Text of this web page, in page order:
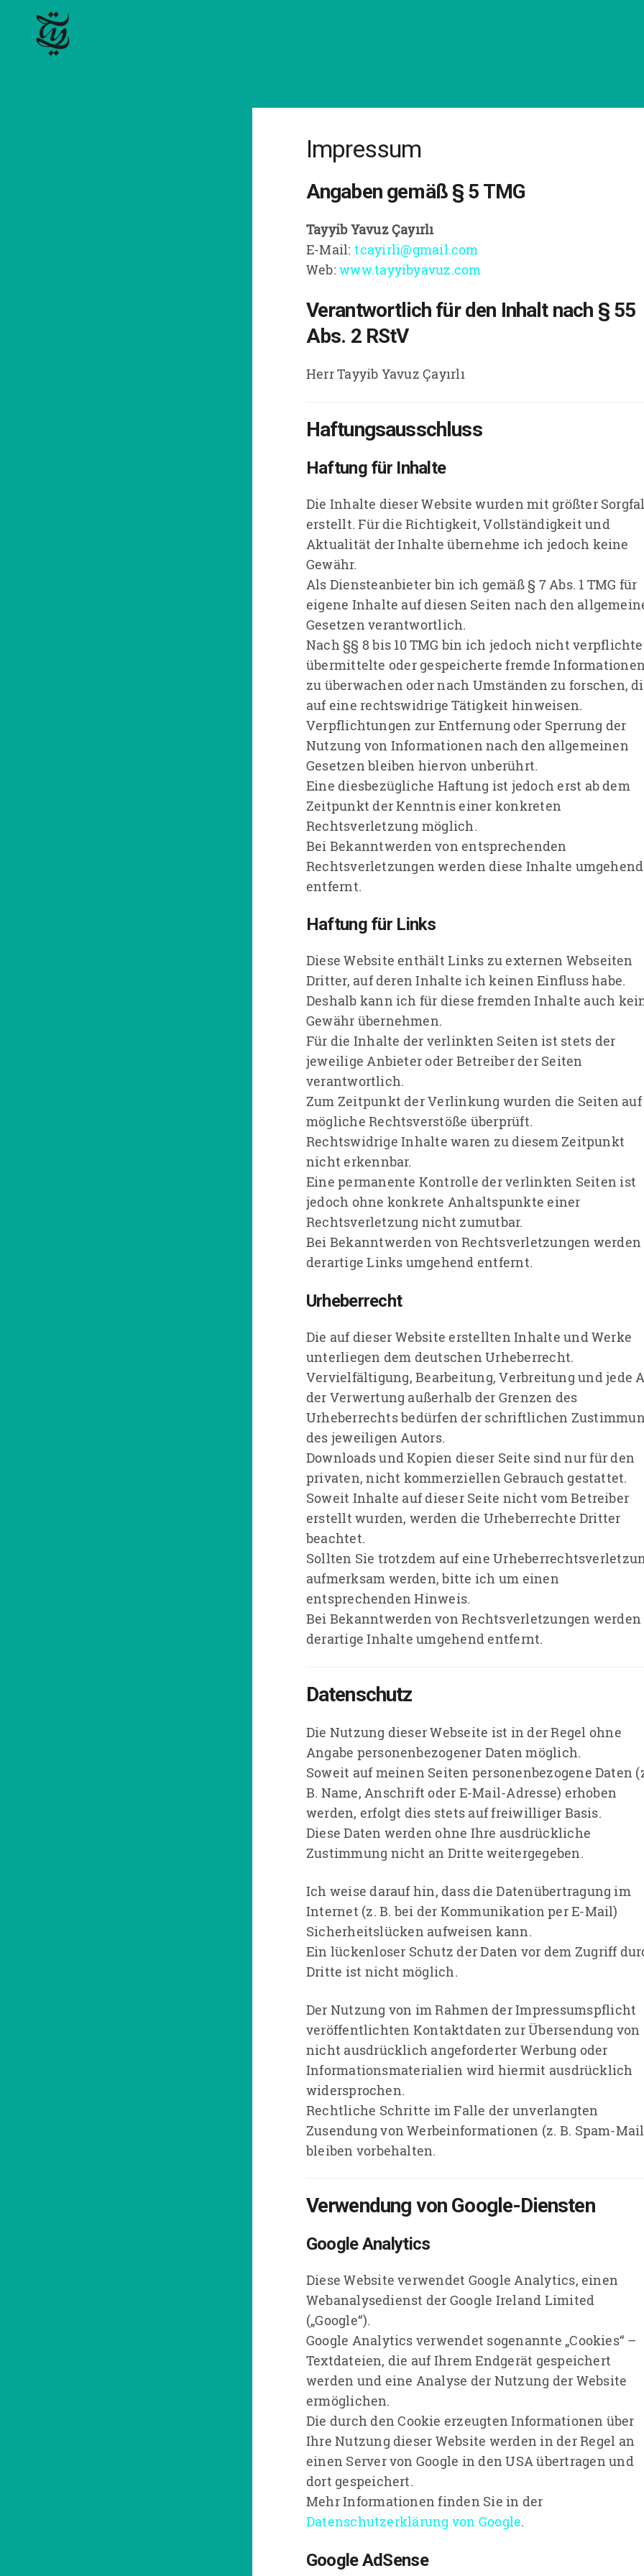
Impressum
Angaben gemäß § 5 TMG
Tayyib Yavuz Çayırlı
E-Mail: tcayirli@gmail.com
Web:www.tayyibyavuz.com
Verantwortlich für den Inhalt nach § 55
Abs. 2 RStV
Herr Tayyib Yavuz Çayırlı
Haftungsausschluss
Haftung für Inhalte
Die Inhalte dieser Website wurden mit größter
erstellt. Für die Richtigkeit, Vollständigkeit und
Aktualität der Inhalte übernehme ich jedoch keine
Gewähr.
Als Diensteanbieter bin ich gemäß § 7 Abs. 1 TMG für
eigene Inhalte auf diesen Seiten nach den
Gesetzen verantwortlich.
Nach §§ 8 bis 10 TMG bin ich jedoch nicht
übermittelte oder gespeicherte fremde
zu überwachen oder nach Umständen zu forschen,
auf eine rechtswidrige Tätigkeit hinweisen.
Verpflichtungen zur Entfernung oder Sperrung der
Nutzung von Informationen nach den allgemeinen
Gesetzen bleiben hiervon unberührt.
Eine diesbezügliche Haftung ist jedoch erst ab dem
Zeitpunkt der Kenntnis einer konkreten
Rechtsverletzung möglich.
Bei Bekanntwerden von entsprechenden
Rechtsverletzungen werden diese Inhalte umgehend
entfernt.
Haftung für Links
Diese Website enthält Links zu externen Webseiten
Dritter, auf deren Inhalte ich keinen Einfluss habe.
Deshalb kann ich für diese fremden Inhalte auch
Gewähr übernehmen.
Für die Inhalte der verlinkten Seiten ist stets der
jeweilige Anbieter oder Betreiber der Seiten
verantwortlich.
Zum Zeitpunkt der Verlinkung wurden die Seiten auf
mögliche Rechtsverstöße überprüft.
Rechtswidrige Inhalte waren zu diesem Zeitpunkt
nicht erkennbar.
Eine permanente Kontrolle der verlinkten Seiten ist
jedoch ohne konkrete Anhaltspunkte einer
Rechtsverletzung nicht zumutbar.
Bei Bekanntwerden von Rechtsverletzungen werden
derartige Links umgehend entfernt.
Urheberrecht
Die auf dieser Website erstellten Inhalte und Werke
unterliegen dem deutschen Urheberrecht.
Vervielfältigung, Bearbeitung, Verbreitung und jede
der Verwertung außerhalb der Grenzen des
Urheberrechts bedürfen der schriftlichen
des jeweiligen Autors.
Downloads und Kopien dieser Seite sind nur für den
privaten, nicht kommerziellen Gebrauch gestattet.
Soweit Inhalte auf dieser Seite nicht vom Betreiber
erstellt wurden, werden die Urheberrechte Dritter
beachtet.
Sollten Sie trotzdem auf eine
aufmerksam werden, bitte ich um einen
entsprechenden Hinweis.
Bei Bekanntwerden von Rechtsverletzungen werden
derartige Inhalte umgehend entfernt.
Datenschutz
Die Nutzung dieser Webseite ist in der Regel ohne
Angabe personenbezogener Daten möglich.
Soweit auf meinen Seiten personenbezogene Daten
B. Name, Anschrift oder E-Mail-Adresse) erhoben
werden, erfolgt dies stets auf freiwilliger Basis.
Diese Daten werden ohne Ihre ausdrückliche
Zustimmung nicht an Dritte weitergegeben.
Ich weise darauf hin, dass die Datenübertragung im
Internet (z. B. bei der Kommunikation per E-Mail)
Sicherheitslücken aufweisen kann.
Ein lückenloser Schutz der Daten vor dem Zugriff
Dritte ist nicht möglich.
Der Nutzung von im Rahmen der Impressumspflicht
veröffentlichten Kontaktdaten zur Übersendung von
nicht ausdrücklich angeforderter Werbung oder
Informationsmaterialien wird hiermit ausdrücklich
widersprochen.
Rechtliche Schritte im Falle der unverlangten
Zusendung von Werbeinformationen (z. B. Spam-
bleiben vorbehalten.
Verwendung von Google-Diensten
Google Analytics
Diese Website verwendet Google Analytics, einen
Webanalysedienst der Google Ireland Limited
(„Google“).
Google Analytics verwendet sogenannte „Cookies“ –
Textdateien, die auf Ihrem Endgerät gespeichert
werden und eine Analyse der Nutzung der Website
ermöglichen.
Die durch den Cookie erzeugten Informationen über
Ihre Nutzung dieser Website werden in der Regel an
einen Server von Google in den USA übertragen und
dort gespeichert.
Mehr Informationen finden Sie in der
Datenschutzerklärung von Google.
Google AdSense